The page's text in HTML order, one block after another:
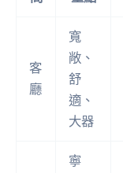
客
廳
寬
敞、
舒
適、
大器
寧